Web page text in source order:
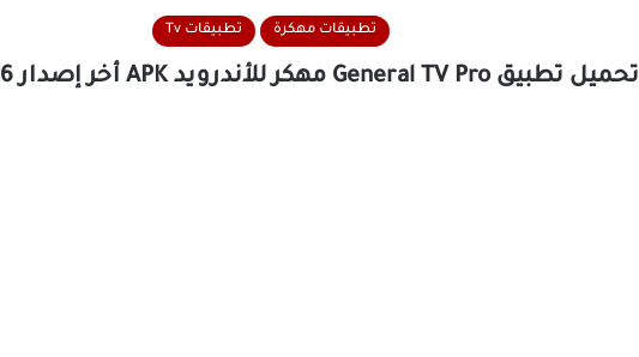
تطبيقات مهكرة تطبيقات Tv
تحميل تطبيق General TV Pro مهكر للأندرويد APK أخر إصدار 2026 مجانًا